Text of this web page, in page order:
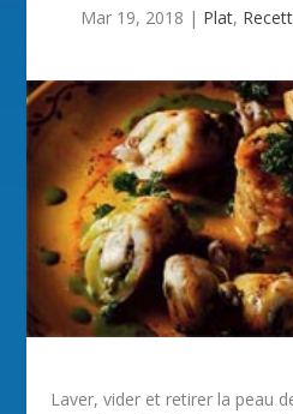
Mar 19, 2018 | Plat,
Laver, vider et retirer la peau